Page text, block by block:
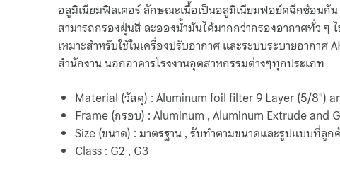
อลูมิเนียมฟิลเตอร์ ลักษณะเนื้อเป็นอลูมิเนียมฟอย์ดฉีกซ้อนกัน
สามารถกรองฝุ่นสี ละอองน้ำมันได้มากกว่ากรองอากาศทั่ว ๆ
เหมาะสำหรับใช้ในเครื่องปรับอากาศ และระบบระบายอากาศ
สำนักงาน นอกอาคารโรงงานอุตสาหกรรมต่างๆทุกประเภท
Material (วัสดุ) : Aluminum foil filter 9 Layer (5/8")
Frame (กรอบ) : Aluminum , Aluminum Extrude and
Size (ขนาด) : มาตรฐาน , รับทำตามขนาดและรูปแบบที่ลูก
Class : G2 , G3